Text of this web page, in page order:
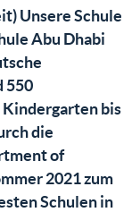
Unsere Schule
Abu Dhabi
550
bis
die
of
2021 zum
Schulen in